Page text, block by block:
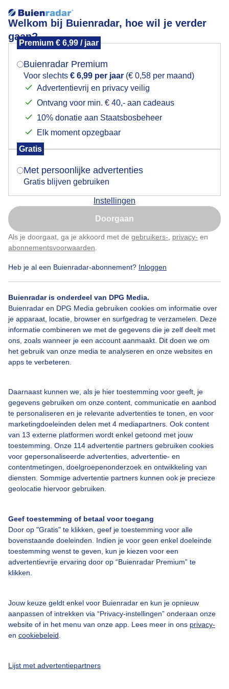
Welkom bij Buienradar, hoe wil je verder
gaan?
Premium € 6,99 / jaar
Buienradar Premium
Voor slechts € 6,99 per jaar (€ 0,58 per maand)
Advertentievrij en privacy veilig
Ontvang voor min. € 40,- aan cadeaus
10% donatie aan Staatsbosbeheer
Elk moment opzegbaar
Gratis
Met persoonlijke advertenties
Gratis blijven gebruiken
Instellingen
Doorgaan
Als je doorgaat, ga je akkoord met de gebruikers- privacy- en
abonnementsvoorwaarden
Heb je al een Buienradar-abonnement? Inloggen
Buienradar is onderdeel van DPG Media.
Buienradar en DPG Media gebruiken cookies om informatie over
je apparaat, locatie, browser en surfgedrag te verzamelen. Deze
informatie combineren we met de gegevens die je zelf deelt met
ons, zoals wanneer je een account aanmaakt. Dit doen we om
het gebruik van onze media te analyseren en onze websites en
apps te verbeteren.
Daarnaast kunnen we, als je hier toestemming voor geeft, je
gegevens gebruiken om onze content, communicatie en aanbod
te personaliseren en je relevante advertenties te tonen, en voor
marketingdoeleinden delen met 4 mediapartners. Ook content
van 13 externe platformen wordt enkel getoond met jouw
toestemming. Onze 114 advertentie partners gebruiken cookies
voor gepersonaliseerde advertenties, advertentie- en
contentmetingen, doelgroepenonderzoek en ontwikkeling van
diensten. Sommige advertentie partners kunnen ook je precieze
geolocatie hiervoor gebruiken.
Geef toestemming of betaal voor toegang
Door op "Gratis" te klikken, geef je toestemming voor alle
bovenstaande doeleinden. Indien je voor geen enkel doeleinde
toestemming wenst te geven, kun je kiezen voor een
advertentievrije ervaring door op “Buienradar Premium” te
klikken.
Jouw keuze geldt enkel voor Buienradar en kun je opnieuw
aanpassen of intrekken via “Privacy-instellingen” onderaan onze
website of in het menu van onze app. Lees meer in ons privacy-
en cookiebeleid
Lijst met advertentiepartners
Paddenstoeltjes
Paddenstoel Paddenstoelen Paddenstoeltjes Herfst
Bos Natuur
Door: Sandra Romijn Gemaakt: 11-10-2024, 99x bekeken
Paddenstoeltjes Herfst
Bekijk slideshow
Een moment geduld aub...
Over Buienradar
Bedrijfsgegevens
Veelgestelde vragen
Contact
Toegankelijkheid
Adverteren
Buienradar Team
Privacy beleid
Mogen we je locatie gebruiken voor het
Indien je hier nog geen akkoord op hebt gegeven,
verschijnt er zo een pop-up uit je browser waarin
Is goed, toon de popup
Nu niet, misschien later
Klik hierom dit aan te passen